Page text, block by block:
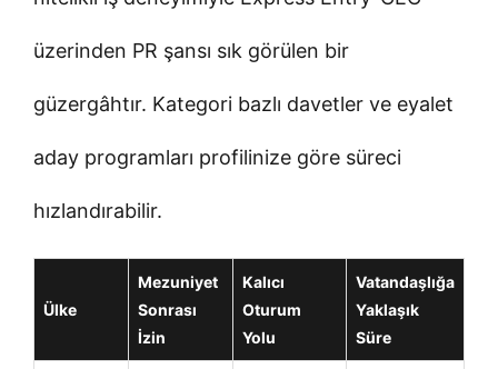
üzerinden PR şansı sık görülen bir
güzergâhtır. Kategori bazlı davetler ve eyalet
aday programları profilinize göre süreci
hızlandırabilir.
Ülke
Mezuniyet
Sonrası
İzin
Kalıcı
Oturum
Yolu
Vatandaşlığa
Yaklaşık
Süre